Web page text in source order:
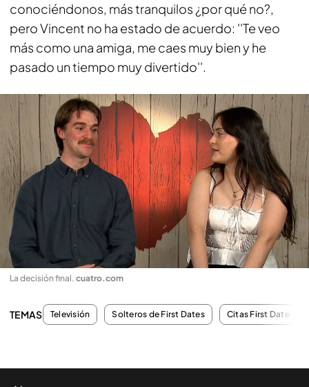
conociéndonos, más tranquilos ¿por qué no?,
pero Vincent no ha estado de acuerdo: ''Te veo
más como una amiga, me caes muy bien y he
pasado un tiempo muy divertido''.
La decisión final. cuatro.com
TEMAS Televisión Solteros de First Dates Citas First Dates